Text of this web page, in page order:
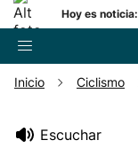
Hoy es noticia:
Inicio Ciclismo
Escuchar